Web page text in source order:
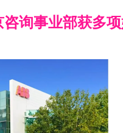
询事业部获多